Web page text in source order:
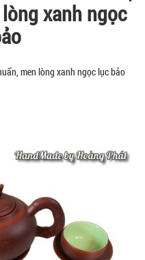
xanh ngọc
men lòng xanh ngọc lục bảo